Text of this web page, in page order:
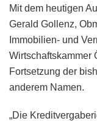
Mit dem heutigen
Gerald Gollenz,
Immobilien- und
Wirtschaftskammer
Fortsetzung der
anderem Namen.
„Die